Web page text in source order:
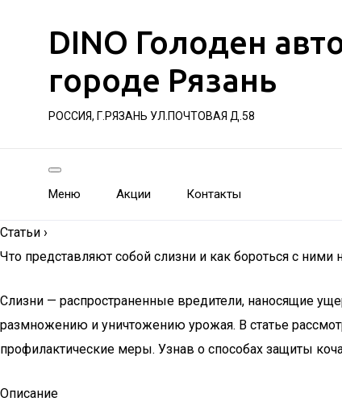
DINO Голоден
городе Рязань
РОССИЯ, Г.РЯЗАНЬ УЛ.ПОЧТОВАЯ Д.58
Меню Акции Контакты
Статьи ›
Что представляют собой слизни и как бороться с ними
Слизни — распространенные вредители, наносящие
размножению и уничтожению урожая. В статье
профилактические меры. Узнав о способах защиты
Описание